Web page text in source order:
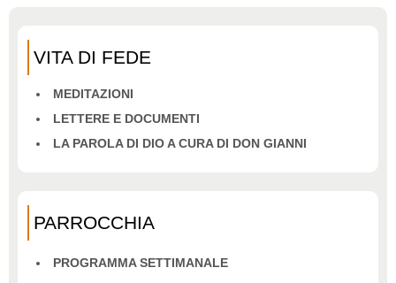
VITA DI FEDE
MEDITAZIONI
LETTERE E DOCUMENTI
LA PAROLA DI DIO A CURA DI DON GIANNI
PARROCCHIA
PROGRAMMA SETTIMANALE